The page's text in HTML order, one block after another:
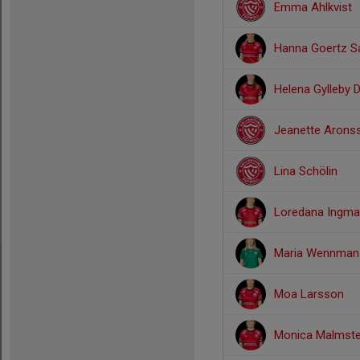
Emma Ahlkvist
Hanna Goertz
Helena Gylleby
Jeanette
Lina Schölin
Loredana
Maria Wennman
Moa Larsson
Monica